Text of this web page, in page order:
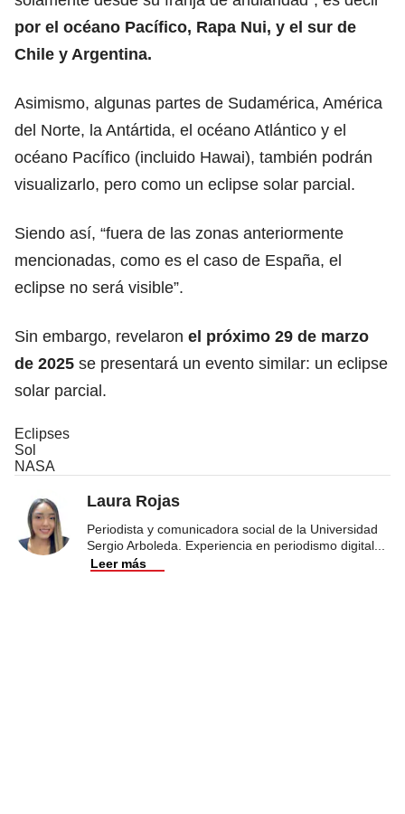
por el océano Pacífico, Rapa Nui, y el sur de
Chile y Argentina.
Asimismo, algunas partes de Sudamérica, América
del Norte, la Antártida, el océano Atlántico y el
océano Pacífico (incluido Hawai), también podrán
visualizarlo, pero como un eclipse solar parcial.
Siendo así, “fuera de las zonas anteriormente
mencionadas, como es el caso de España, el
eclipse no será visible”.
Sin embargo, revelaron el próximo 29 de marzo
de 2025 se presentará un evento similar: un eclipse
solar parcial.
Eclipses
Sol
NASA
Laura Rojas
Periodista y comunicadora social de la Universidad
Sergio Arboleda. Experiencia en periodismo digital
Leer más